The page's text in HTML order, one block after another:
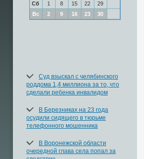
Сб
1 8 15 22
29
Вс
2 9 16 23 30
Суд взыскал с челябинского
роддома 1,4 миллиона за то, что
сделали ребенка инвалидом
В Березниках на 23 года
осудили сидящего в тюрьме
телефонного мошенника
В Воронежской области
очередной глава села попал за